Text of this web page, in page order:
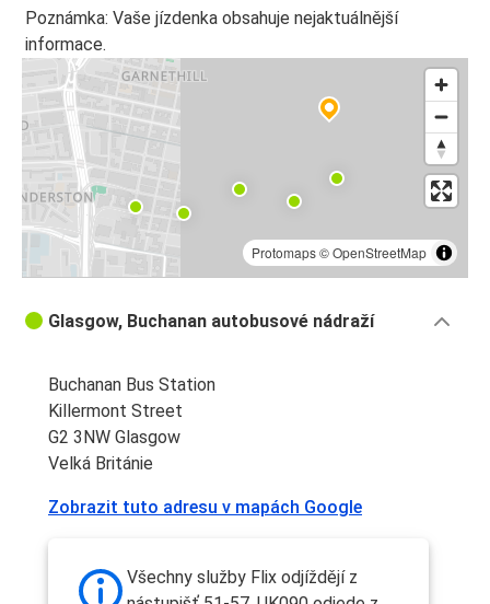
Poznámka: Vaše jízdenka obsahuje nejaktuálnější
informace.
Protomaps©OpenStreetMap
Glasgow, Buchanan autobusové nádraží
Buchanan Bus Station
Killermont Street
G2 3NW Glasgow
Velká Británie
Zobrazit tuto adresu v mapách Google
Všechny služby Flix odjíždějí z